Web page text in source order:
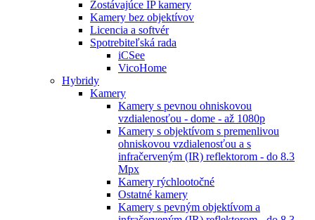
Zostávajúce IP kamery
Kamery bez objektívov
Licencia a softvér
Spotrebiteľská rada
iCSee
VicoHome
Hybridy
Kamery
Kamery s pevnou ohniskovou
vzdialenosťou - dome - až 1080p
Kamery s objektívom s premenlivou
ohniskovou vzdialenosťou a s
infračerveným (IR) reflektorom - do 8.3
Mpx
Kamery rýchlootočné
Ostatné kamery
Kamery s pevným objektívom a